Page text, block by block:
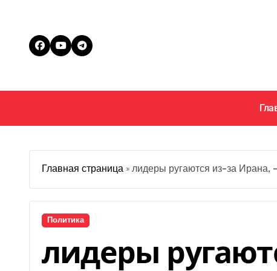
Главная страница » лидеры ругаются из-за Ирана,
Политика
лидеры